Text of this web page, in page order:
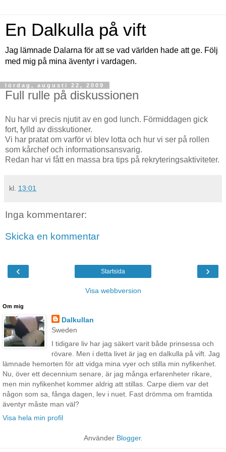
En Dalkulla på vift
Jag lämnade Dalarna för att se vad världen hade att ge. Följ
med mig på mina äventyr i vardagen.
lördag, augusti 22, 2009
Full rulle på diskussionen
Nu har vi precis njutit av en god lunch. Förmiddagen gick
fort, fylld av disskutioner.
Vi har pratat om varför vi blev lotta och hur vi ser på rollen
som kårchef och informationsansvarig.
Redan har vi fått en massa bra tips på rekryteringsaktiviteter.
kl. 13:01
Inga kommentarer:
Skicka en kommentar
‹ ›
Startsida
Visa webbversion
Om mig
Dalkullan
Sweden
I tidigare liv har jag säkert varit både prinsessa och
rövare. Men i detta livet är jag en dalkulla på vift. Jag
lämnade hemorten för att vidga mina vyer och stilla min nyfikenhet.
Nu, över ett decennium senare, är jag många erfarenheter rikare,
men min nyfikenhet kommer aldrig att stillas. Carpe diem var det
någon som sa, fånga dagen, lev i nuet. Fast drömma om framtida
äventyr måste man väl?
Visa hela min profil
Använder Blogger.